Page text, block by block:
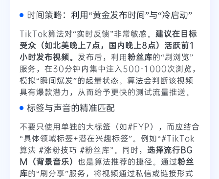
时间策略：利用“黄金发布时间”与“冷启动”
TikTok算法对“实时反馈”非常敏感。 建议在目标
受众（如北美晚上7点，国内晚上8点）活跃前1
小时发布视频。 发布后，利用粉丝库的“刷浏览”
服务，在30分钟内集中注入500-1000次浏览，
模拟“瞬间爆发”的起量状态。算法会判断该视频
具有爆款潜力，从而给予更快的测试流量推送。
标签与声音的精准匹配
不要只使用单独的大标签（如#FYP），而应结合
“具体领域标签+潜在兴趣标签”。例如“#TikTok
算法 #涨粉技巧 #粉丝库”。同时， 选择流行BG
M（背景音乐） 也是算法推荐的捷径。通过粉丝
库的“刷分享”服务，将视频通过私信或链接形式